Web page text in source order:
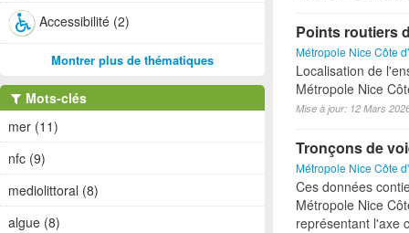
Points routiers
Métropole Nice Côte
Localisation de
Métropole Nice
Mise à jour: 12 Mars
Tronçons de
Métropole Nice Côte
Ces données
Métropole Nice
représentant l'axe
Accessibilité (2)
Montrer plus de thématiques
Mots-clés
mer (11)
nfc (9)
mediolittoral (8)
algue (8)